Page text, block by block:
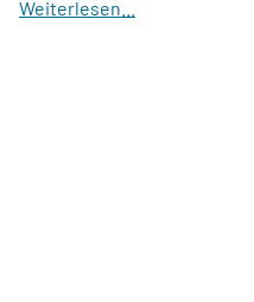
Weiterlesen...